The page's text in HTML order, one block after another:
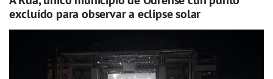
excluído para observar a eclipse solar